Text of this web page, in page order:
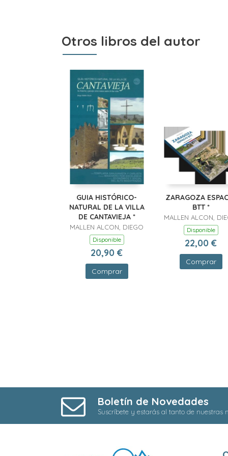
Otros libros del autor
GUIA HISTÓRICO-
NATURAL DE LA VILLA
DE CANTAVIEJA *
MALLEN ALCON, DIEGO
Disponible
20,90 €
Comprar
ZARAGOZA
BTT *
MALLEN ALCON,
Disponible
22,00 €
Comprar
Boletín de Novedades
Suscríbete y estarás al tanto de nuestras